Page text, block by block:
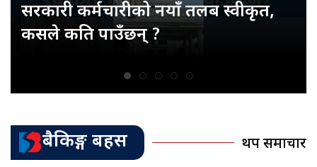
सरकारी कर्मचारीको नयाँ तलब स्वीकृत,
कसले कति पाउँछन् ?
बैकिङ्ग बहस थप समाचार